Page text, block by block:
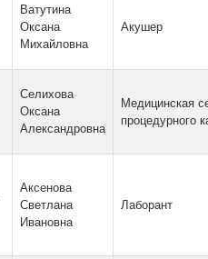
Ватутина
Оксана
Михайловна
Акушер
Селихова
Оксана
Александровна
Медицинская
процедурного
Аксенова
Светлана
Ивановна
Лаборант